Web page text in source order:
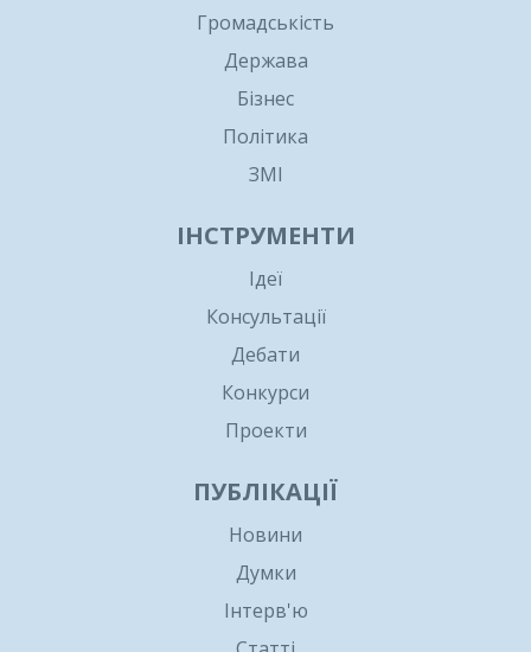
Громадськість
Держава
Бізнес
Політика
ЗМІ
ІНСТРУМЕНТИ
Ідеї
Консультації
Дебати
Конкурси
Проекти
ПУБЛІКАЦІЇ
Новини
Думки
Інтерв'ю